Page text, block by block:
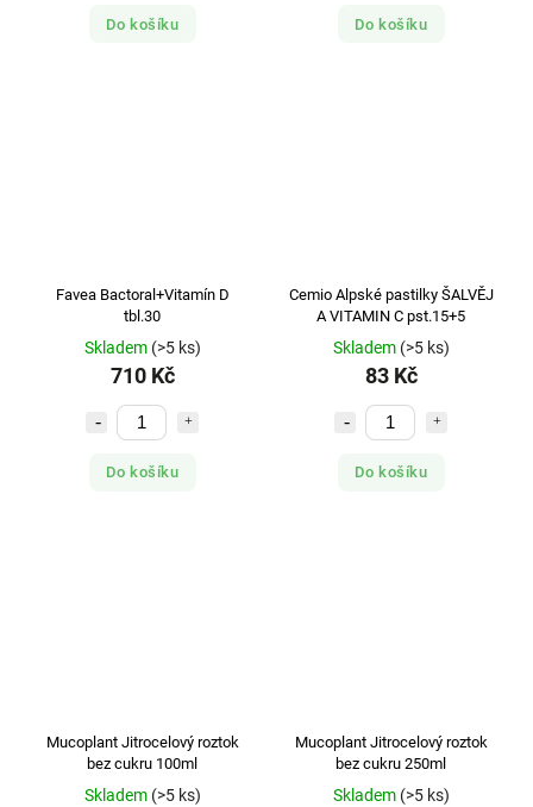
Do košíku Do košíku
Favea Bactoral+Vitamín D
tbl.30
Skladem (>5 ks)
710 Kč
Do košíku
Cemio Alpské pastilky ŠALVĚJ
A VITAMIN C pst.15+5
Skladem (>5 ks)
83 Kč
Do košíku
Mucoplant Jitrocelový roztok
bez cukru 100ml
Skladem (>5 ks)
Mucoplant Jitrocelový roztok
bez cukru 250ml
Skladem (>5 ks)